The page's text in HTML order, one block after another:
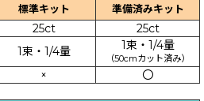
標準キット
準備済みキット
25ct 25ct
1束・1/4量 1束・1/4量
（50cmカット済み）
× 〇